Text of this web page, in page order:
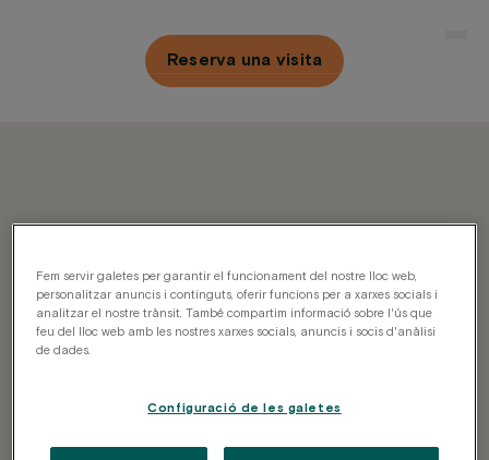
Reserva una visita
Fem servir galetes per garantir el funcionament del nostre lloc web,
personalitzar anuncis i continguts, oferir funcions per a xarxes socials i
analitzar el nostre trànsit. També compartim informació sobre l'ús que
feu del lloc web amb les nostres xarxes socials, anuncis i socis d'anàlisi
de dades.
Configuració de les galetes